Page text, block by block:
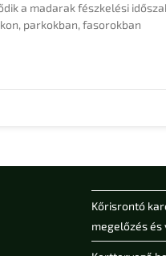
a madarak fészkelési
parkokban, fasorokban
Kőrisrontó
megelőzés és